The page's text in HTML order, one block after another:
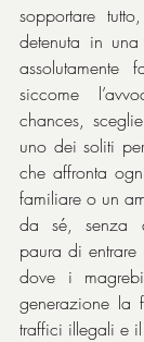
sopportare
detenuta in
siccome
chances,
uno dei soliti
che affronta
familiare o un
da sé, senza
paura di
dove i
generazione la
traffici illegali e